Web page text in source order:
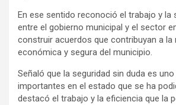
En ese sentido reconoció el trabajo y la
entre el gobierno municipal y el sector
construir acuerdos que contribuyan a la
económica y segura del municipio.
Señaló que la seguridad sin duda es
importantes en el estado que se ha
destacó el trabajo y la eficiencia que la